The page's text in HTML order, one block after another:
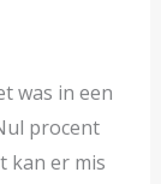
was in een
procent
kan er mis